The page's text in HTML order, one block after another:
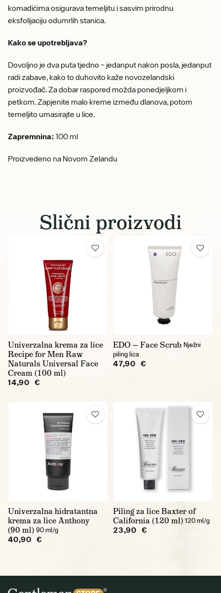
komadićima osigurava temeljitu i sasvim prirodnu
eksfolijaciju odumrlih stanica.
Kako se upotrebljava?
Dovoljno je dva puta tjedno – jedanput nakon posla, jedanput
radi zabave, kako to duhovito kaže novozelandski
proizvođač. Za dobar raspored možda ponedjeljkom i
petkom. Zapjenite malo kreme između dlanova, potom
temeljito umasirajte u lice.
Zapremnina: 100 ml
Proizvedeno na Novom Zelandu
Slični proizvodi
Univerzalna krema za lice
Recipe for Men Raw
Naturals Universal Face
Cream (100 ml)
14,90 €
EDO — Face Scrub Nježni
piling lica
47,90 €
Univerzalna hidratantna
krema za lice Anthony
(90 ml) 90 ml/g
40,90 €
Piling za lice Baxter of
California (120 ml) 120 ml/g
23,90 €